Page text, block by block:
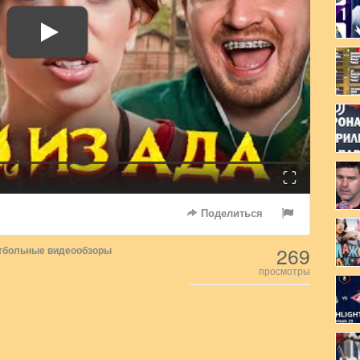
Fullscreen
Поделиться
видеообзоры 269
просмотры